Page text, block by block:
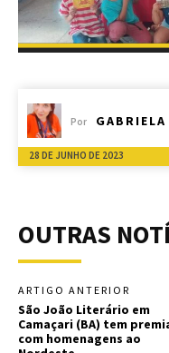
Por
28 DE JUNHO DE 2023
OUTRAS
ARTIGO ANTERIOR
São João Literário em
Camaçari (BA) tem
com homenagens ao